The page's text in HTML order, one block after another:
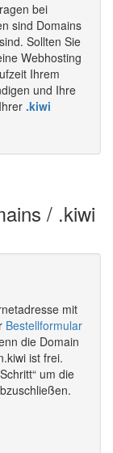
bei
sind Domains
Sollten Sie
Webhosting
Ihrem
und Ihre
.kiwi
/ .kiwi
mit
Bestellformular
die Domain
ist frei.
um die